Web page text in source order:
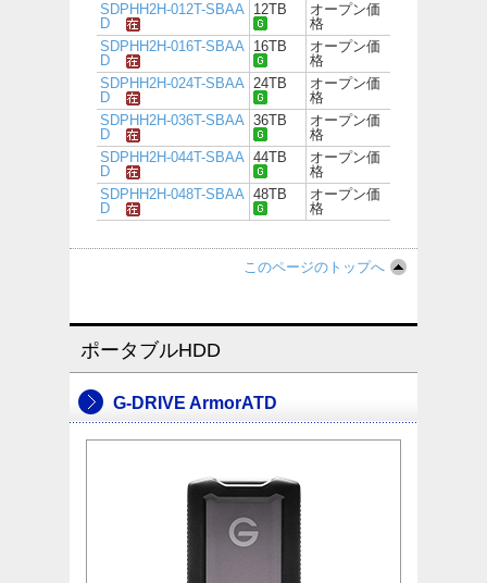
SDPHH2H-012T-SBAA
D
12TB
オープン価
格
SDPHH2H-016T-SBAA
D
16TB
オープン価
格
SDPHH2H-024T-SBAA
D
24TB
オープン価
格
SDPHH2H-036T-SBAA
D
36TB
オープン価
格
SDPHH2H-044T-SBAA
D
44TB
オープン価
格
SDPHH2H-048T-SBAA
D
48TB
オープン価
格
このページのトップへ
ポータブルHDD
G-DRIVE ArmorATD